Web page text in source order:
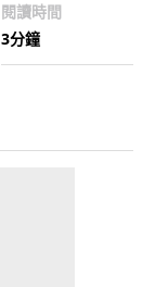
閱讀時間
3分鐘